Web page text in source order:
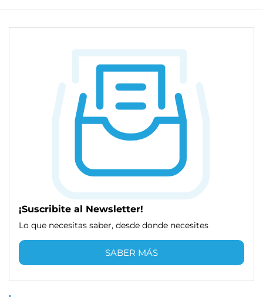
¡Suscribite al Newsletter!
Lo que necesitas saber, desde donde necesites
SABER MÁS